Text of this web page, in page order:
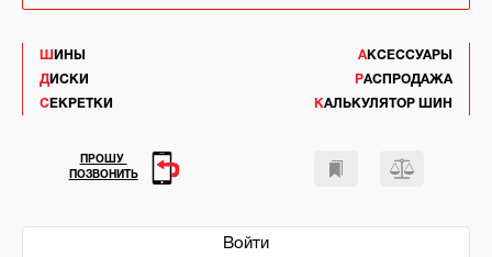
ШИНЫ
ДИСКИ
СЕКРЕТКИ
АКСЕССУАРЫ
РАСПРОДАЖА
КАЛЬКУЛЯТОР ШИН
Войти
ПРОШУ
ПОЗВОНИТЬ